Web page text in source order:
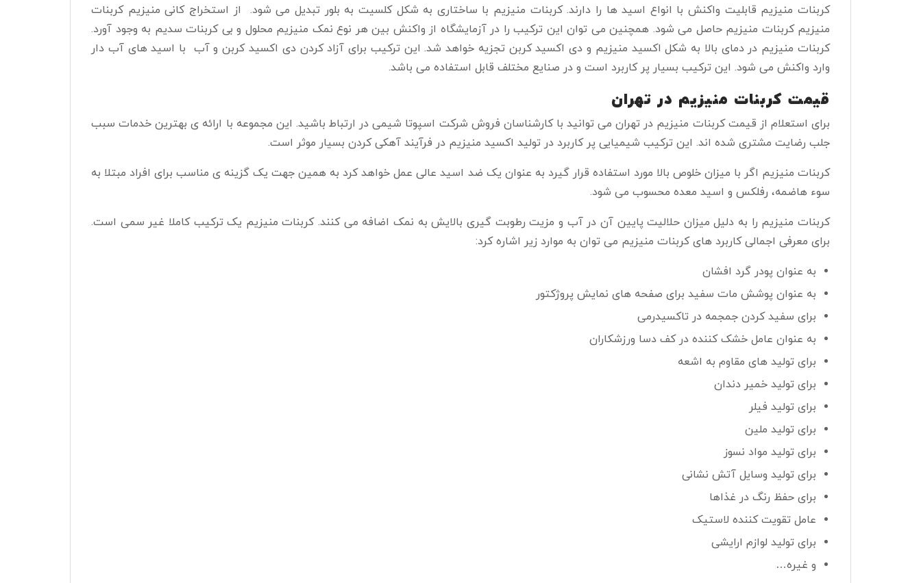
کربنات منیزیم قابلیت واکنش با انواع اسید ها را دارند. کربنات منیزیم با ساختاری به شکل کلسیت به بلور تبدیل می شود. از استخراج کانی منیزیم کربنات
منیزیم کربنات منیزیم حاصل می شود. همچنین می توان این ترکیب را در آزمایشگاه از واکنش بین هر نوع نمک منیزیم محلول و بی کربنات سدیم به وجود آورد.
کربنات منیزیم در دمای بالا به شکل اکسید منیزیم و دی اکسید کربن تجزیه خواهد شد. این ترکیب برای آزاد کردن دی اکسید کربن و آب با اسید های آب دار
وارد واکنش می شود. این ترکیب بسیار پر کاربرد است و در صنایع مختلف قابل استفاده می باشد.
قیمت کربنات منیزیم در تهران
برای استعلام از قیمت کربنات منیزیم در تهران می توانید با کارشناسان فروش شرکت اسپوتا شیمی در ارتباط باشید. این مجموعه با ارائه ی بهترین خدمات سبب
جلب رضایت مشتری شده اند. این ترکیب شیمیایی پر کاربرد در تولید اکسید منیزیم در فرآیند آهکی کردن بسیار موثر است.
کربنات منیزیم اگر با میزان خلوص بالا مورد استفاده قرار گیرد به عنوان یک ضد اسید عالی عمل خواهد کرد به همین جهت یک گزینه ی مناسب برای افراد مبتلا به
سوء هاضمه، رفلکس و اسید معده محسوب می شود.
کربنات منیزیم را به دلیل میزان حلالیت پایین آن در آب و مزیت رطوبت گیری بالایش به نمک اضافه می کنند. کربنات منیزیم یک ترکیب کاملا غیر سمی است.
برای معرفی اجمالی کاربرد های کربنات منیزیم می توان به موارد زیر اشاره کرد:
به عنوان پودر گرد افشان
به عنوان پوشش مات سفید برای صفحه های نمایش پروژکتور
برای سفید کردن جمجمه در تاکسیدرمی
به عنوان عامل خشک کننده در کف دسا ورزشکاران
برای تولید های مقاوم به اشعه
برای تولید خمیر دندان
برای تولید فیلر
برای تولید ملین
برای تولید مواد نسوز
برای تولید وسایل آتش نشانی
برای حفظ رنگ در غذاها
عامل تقویت کننده لاستیک
برای تولید لوازم ارایشی
و غیره…